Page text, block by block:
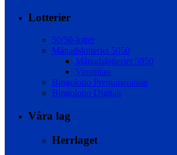
Lotterier
50/50-lotter
Månadslotteriet 5050
Månadslotteriet 5050
Vinstplan
Bingolotto Prenumeration
Bingolotto Digitalt
Våra lag
Herrlaget